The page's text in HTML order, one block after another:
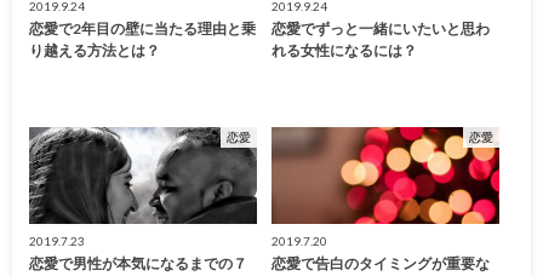
2019.9.24
恋愛で2年目の壁に当たる理由と乗
り越える方法とは？
2019.9.24
恋愛でずっと一緒にいたいと思わ
れる女性になるには？
恋愛
2019.7.23
恋愛で男性が本気になるまでの７
恋愛
2019.7.20
恋愛で告白のタイミングが重要な